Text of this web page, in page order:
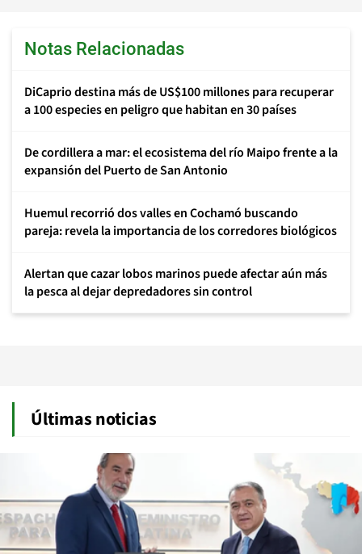
Notas Relacionadas
DiCaprio destina más de US$100 millones para recuperar
a 100 especies en peligro que habitan en 30 países
De cordillera a mar: el ecosistema del río Maipo frente a la
expansión del Puerto de San Antonio
Huemul recorrió dos valles en Cochamó buscando
pareja: revela la importancia de los corredores biológicos
Alertan que cazar lobos marinos puede afectar aún más
la pesca al dejar depredadores sin control
Últimas noticias